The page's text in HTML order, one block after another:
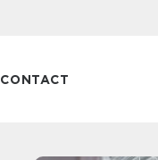
CONTACT